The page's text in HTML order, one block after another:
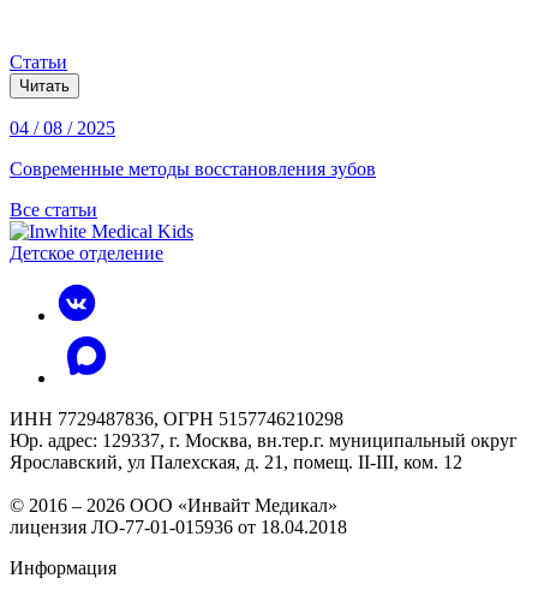
Статьи
Читать
04 / 08 / 2025
Современные методы восстановления зубов
Все статьи
Детское отделение
ИНН 7729487836, ОГРН 5157746210298
Юр. адрес: 129337, г. Москва, вн.тер.г. муниципальный округ
Ярославский, ул Палехская, д. 21, помещ. II-III, ком. 12
© 2016 – 2026 ООО «Инвайт Медикал»
лицензия ЛО-77-01-015936 от 18.04.2018
Информация